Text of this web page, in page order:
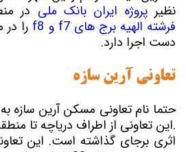
نظیرپروژه ایران بانک ملی در
فرشته الهیه برج های f7 و f8
را
دست اجرا دارد.
تعاونی آرین سازه
حتما نام تعاونی مسکن آرین سازه
.این تعاونی از اطراف دریاچه تا
اثری برجای گذاشته است. این